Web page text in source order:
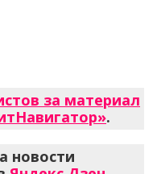
за материал
.
новости